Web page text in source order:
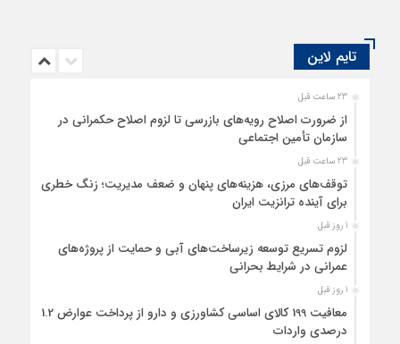
تایم لاین
23 ساعت قبل
از ضرورت اصلاح رویه‌های بازرسی تا لزوم اصلاح حکمرانی در
سازمان تأمین اجتماعی
23 ساعت قبل
توقف‌های مرزی، هزینه‌های پنهان و ضعف مدیریت؛ زنگ خطری
برای آینده ترانزیت ایران
1 روز قبل
لزوم تسریع توسعه زیرساخت‌های آبی و حمایت از پروژه‌های
عمرانی در شرایط بحرانی
1 روز قبل
معافیت 199 کالای اساسی کشاورزی و دارو از پرداخت عوارض 1.2
درصدی واردات